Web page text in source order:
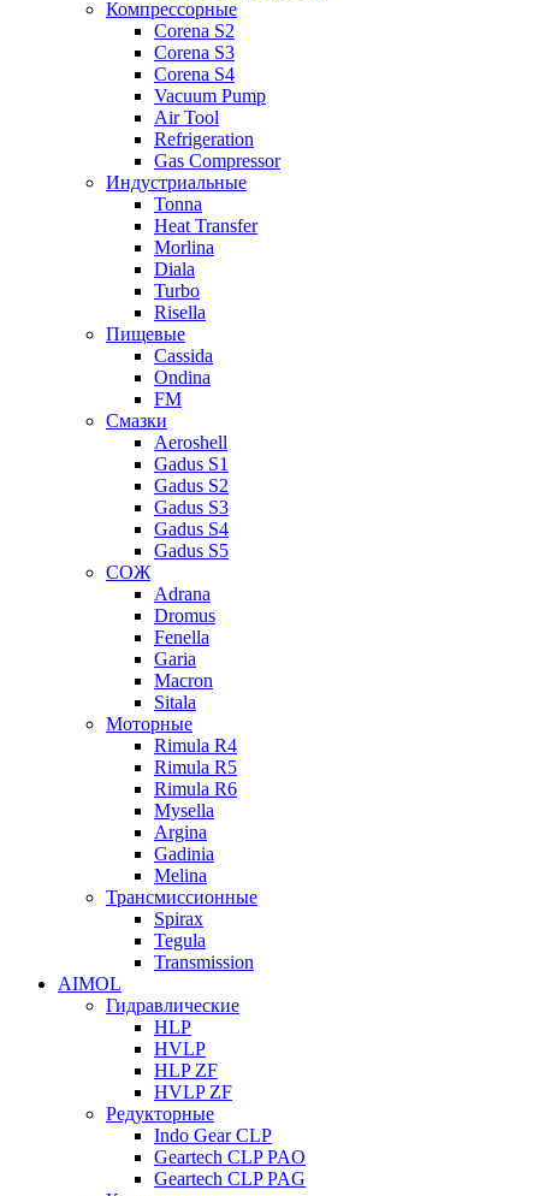
Компрессорные
Corena S2
Corena S3
Corena S4
Vacuum Pump
Air Tool
Refrigeration
Gas Compressor
Индустриальные
Tonna
Heat Transfer
Morlina
Diala
Turbo
Risella
Пищевые
Cassida
Ondina
FM
Смазки
Aeroshell
Gadus S1
Gadus S2
Gadus S3
Gadus S4
Gadus S5
СОЖ
Adrana
Dromus
Fenella
Garia
Macron
Sitala
Моторные
Rimula R4
Rimula R5
Rimula R6
Mysella
Argina
Gadinia
Melina
Трансмиссионные
Spirax
Tegula
Transmission
AIMOL
Гидравлические
HLP
HVLP
HLP ZF
HVLP ZF
Редукторные
Indo Gear CLP
Geartech CLP PAO
Geartech CLP PAG